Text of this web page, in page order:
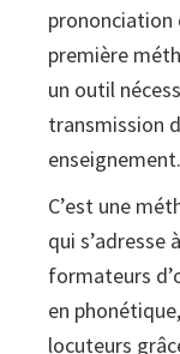
de
de
l'occitan
lengadocian
(libre
+
CD)
prononciation
première
un outil
transmission
enseignement.
C’est une
qui s’adresse
formateurs
en
locuteurs